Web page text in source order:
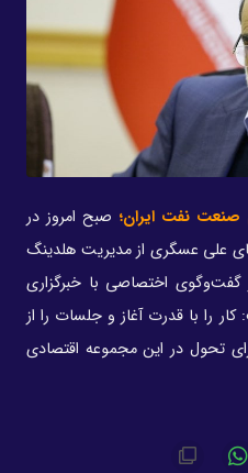
نفت ایران؛ صبح امروز در
علی عسگری از مدیریت هلدینگ
اختصاصی با خبرگزاری
را با قدرت آغاز و جلسات را از
تحول در این مجموعه اقتصادی